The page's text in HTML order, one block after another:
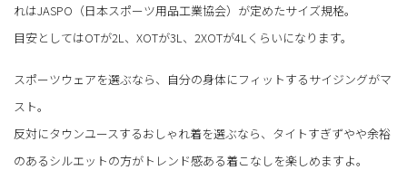
れはJASPO（日本スポーツ用品工業協会）が定めたサイズ規格。
目安としてはOTが2L、XOTが3L、2XOTが4Lくらいになります。
スポーツウェアを選ぶなら、自分の身体にフィットするサイジングがマ
スト。
反対にタウンユースするおしゃれ着を選ぶなら、タイトすぎずやや余裕
のあるシルエットの方がトレンド感ある着こなしを楽しめますよ。